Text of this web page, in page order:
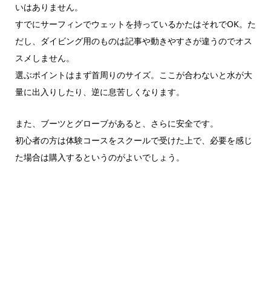
いはありません。
すでにサーフィンでウェットを持っているかたはそれでOK。た
だし、ダイビング用のものは記事や動きやすさが違うのでオス
スメしません。
選ぶポイントはまず首周りのサイズ。ここが合わないと水が大
量に出入りしたり、逆に息苦しくなります。
また、ブーツとグローブがあると、さらに安全です。
初心者の方は体験コースをスクールで受けた上で、必要を感じ
た場合は購入するというのがよいでしょう。